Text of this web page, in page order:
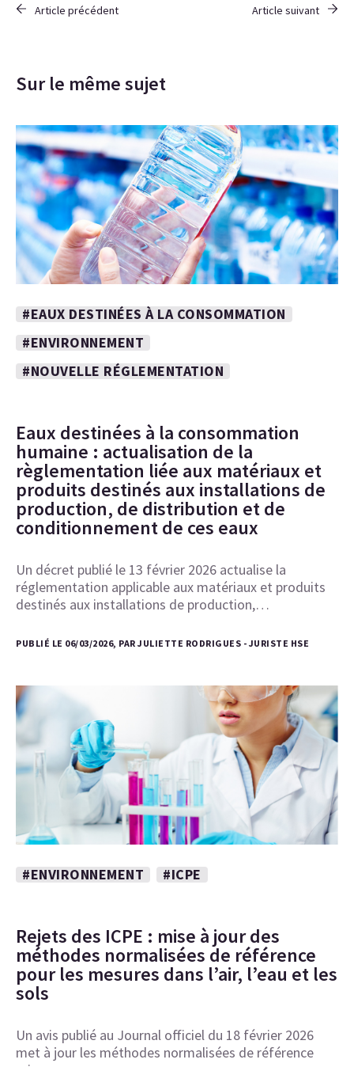
Article précédent Article suivant
Sur le même sujet
#EAUX DESTINÉES À LA CONSOMMATION
#ENVIRONNEMENT
#NOUVELLE RÉGLEMENTATION
Eaux destinées à la consommation
humaine : actualisation de la
règlementation liée aux matériaux et
produits destinés aux installations de
production, de distribution et de
conditionnement de ces eaux
Un décret publié le 13 février 2026 actualise la
réglementation applicable aux matériaux et produits
destinés aux installations de production,…
PUBLIÉ LE 06/03/2026, PAR JULIETTE RODRIGUES - JURISTE HSE
#ENVIRONNEMENT #ICPE
Rejets des ICPE : mise à jour des
méthodes normalisées de référence
pour les mesures dans l’air, l’eau et les
sols
Un avis publié au Journal officiel du 18 février 2026
met à jour les méthodes normalisées de référence